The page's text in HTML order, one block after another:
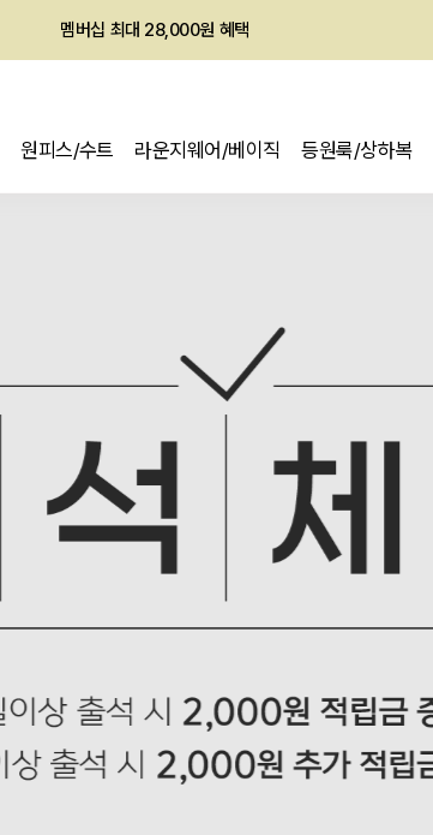
멤버십 최대 28,000원 혜택
원피스/수트 라운지웨어/베이직 등원룩/상하복